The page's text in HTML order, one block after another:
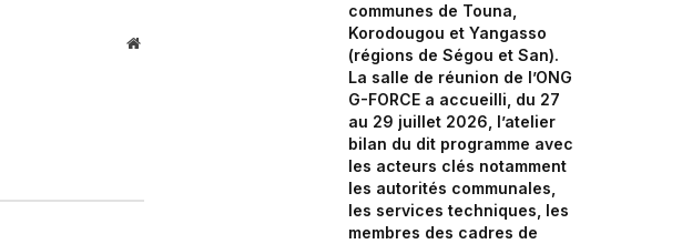
Website
communes de Touna,
Korodougou et Yangasso
(régions de Ségou et San).
La salle de réunion de l’ONG
G-FORCE a accueilli, du 27
au 29 juillet 2026, l’atelier
bilan du dit programme avec
les acteurs clés notamment
les autorités communales,
les services techniques, les
membres des cadres de